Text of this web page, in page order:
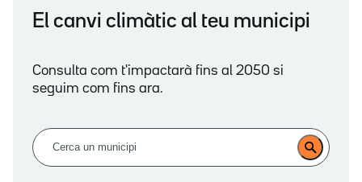
El canvi climàtic al teu municipi
Consulta com t'impactarà fins al 2050 si
seguim com fins ara.
Buscar: